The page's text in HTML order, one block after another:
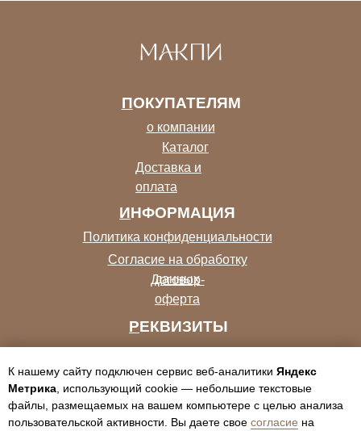
о компании
ПОКУПАТЕЛЯМ
ИНФОРМАЦИЯ
РЕКВИЗИТЫ
Каталог
Доставка и
оплата
Договор-
оферта
Согласие на обработку
данных
Политика конфиденциальности
Контакты
А.
ИНН
441800501389
К нашему сайту подключен сервис веб-аналитики Яндекс
Метрика, использующий cookie — небольшие текстовые
файлы, размещаемых на вашем компьютере с целью анализа
пользовательской активности. Вы даете свое согласие на